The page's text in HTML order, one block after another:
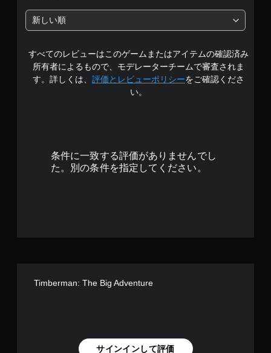
階
中
の
4
新しい順
すべてのレビューはこのゲームまたはアイテムの確認済み
所有者によるもので、モデレーターチームで審査されま
す。詳しくは、 評価とレビューポリシーをご確認くださ
い。
条件に一致する評価がありませんでし
た。別の条件を指定してください。
Timberman: The Big Adventure
サインインして評価